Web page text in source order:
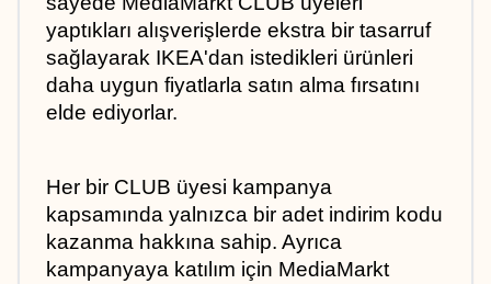
yaptıkları alışverişlerde ekstra bir tasarruf
sağlayarak IKEA'dan istedikleri ürünleri
daha uygun fiyatlarla satın alma fırsatını
elde ediyorlar.
Her bir CLUB üyesi kampanya
kapsamında yalnızca bir adet indirim kodu
kazanma hakkına sahip. Ayrıca
kampanyaya katılım için MediaMarkt